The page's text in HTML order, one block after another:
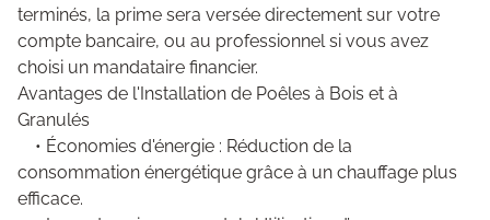
terminés, la prime sera versée directement sur votre
compte bancaire, ou au professionnel si vous avez
choisi un mandataire financier.
Avantages de l'Installation de Poêles à Bois et à
Granulés
• Économies d'énergie : Réduction de la
consommation énergétique grâce à un chauffage plus
efficace.